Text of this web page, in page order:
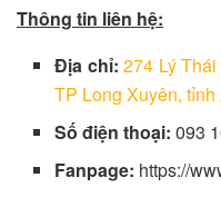
Thông tin liên hệ:
Địa chỉ:274 Lý
TP Long Xuyên, tỉnh
Số điện thoại: 093
Fanpage: https://